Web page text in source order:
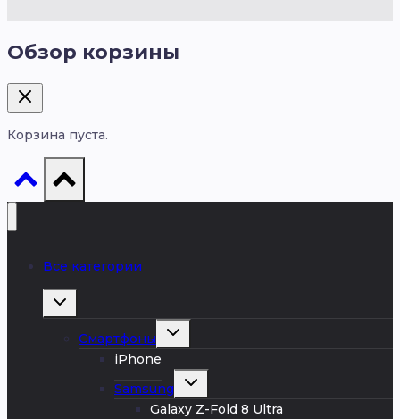
Обзор корзины
Корзина пуста.
Все категории
Развернуть
Смартфоны
Развернуть
iPhone
Samsung
Развернуть
меню
Galaxy Z-Fold 8 Ultra